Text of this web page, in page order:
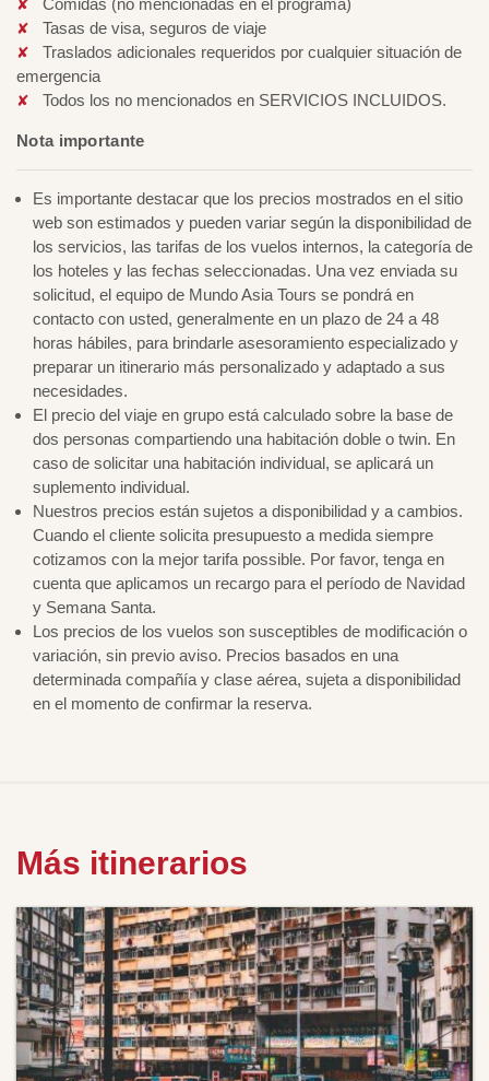
Comidas (no mencionadas en el programa)
Tasas de visa, seguros de viaje
Traslados adicionales requeridos por cualquier situación de
emergencia
Todos los no mencionados en SERVICIOS INCLUIDOS.
Nota importante
Es importante destacar que los precios mostrados en el sitio
web son estimados y pueden variar según la disponibilidad de
los servicios, las tarifas de los vuelos internos, la categoría de
los hoteles y las fechas seleccionadas. Una vez enviada su
solicitud, el equipo de Mundo Asia Tours se pondrá en
contacto con usted, generalmente en un plazo de 24 a 48
horas hábiles, para brindarle asesoramiento especializado y
preparar un itinerario más personalizado y adaptado a sus
necesidades.
El precio del viaje en grupo está calculado sobre la base de
dos personas compartiendo una habitación doble o twin. En
caso de solicitar una habitación individual, se aplicará un
suplemento individual.
Nuestros precios están sujetos a disponibilidad y a cambios.
Cuando el cliente solicita presupuesto a medida siempre
cotizamos con la mejor tarifa possible. Por favor, tenga en
cuenta que aplicamos un recargo para el período de Navidad
y Semana Santa.
Los precios de los vuelos son susceptibles de modificación o
variación, sin previo aviso. Precios basados en una
determinada compañía y clase aérea, sujeta a disponibilidad
en el momento de confirmar la reserva.
Más itinerarios